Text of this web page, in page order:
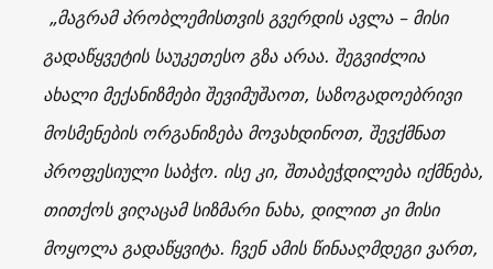
„მაგრამ პრობლემისთვის გვერდის ავლა – მისი
გადაწყვეტის საუკეთესო გზა არაა. შეგვიძლია
ახალი მექანიზმები შევიმუშაოთ, საზოგადოებრივი
მოსმენების ორგანიზება მოვახდინოთ, შევქმნათ
პროფესიული საბჭო. ისე კი, შთაბეჭდილება იქმნება,
თითქოს ვიღაცამ სიზმარი ნახა, დილით კი მისი
მოყოლა გადაწყვიტა. ჩვენ ამის წინააღმდეგი ვართ,